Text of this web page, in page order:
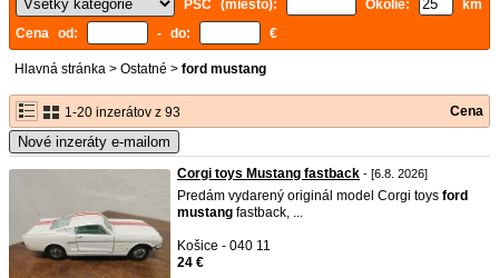
PSČ (miesto):
Okolie:
km
Cena od:
- do: €
Hlavná stránka > Ostatné > ford mustang
1-20 inzerátov z 93 Cena
Nové inzeráty e-mailom
Corgi toys Mustang fastback - [6.8. 2026]
Predám vydarený originál model Corgi toys ford
mustang fastback, ...
Košice - 040 11
24 €